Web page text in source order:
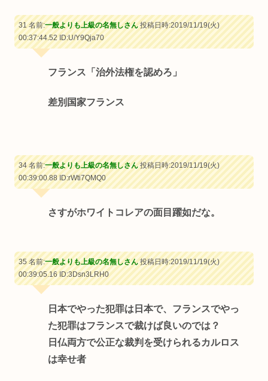
31 名前:一般よりも上級の名無しさん投稿日時:2019/11/19(火)
00:37:44.52ID:U/Y9Qja70
フランス「治外法権を認めろ」
差別国家フランス
34 名前:一般よりも上級の名無しさん投稿日時:2019/11/19(火)
00:39:00.88ID:rWti7QMQ0
さすがホワイトコレアの面目躍如だな。
35 名前:一般よりも上級の名無しさん投稿日時:2019/11/19(火)
00:39:05.16ID:3Dsn3LRH0
日本でやった犯罪は日本で、フランスでやっ
た犯罪はフランスで裁けば良いのでは？
日仏両方で公正な裁判を受けられるカルロス
は幸せ者